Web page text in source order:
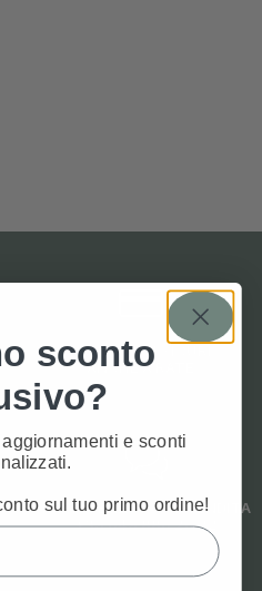
PAGAMENTI SICURI
ANCHE A RATE
ASSISTENZA POST VENDITA
+39 049 880 20 22
sconto
e sconti
sul tuo primo ordine!